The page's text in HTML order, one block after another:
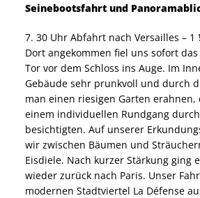
Seinebootsfahrt und
7. 30 Uhr Abfahrt nach Versailles –
Dort angekommen fiel uns sofort
Tor vor dem Schloss ins Auge. Im
Gebäude sehr prunkvoll und durch
man einen riesigen Garten erahnen,
einem individuellen Rundgang
besichtigten. Auf unserer
wir zwischen Bäumen und
Eisdiele. Nach kurzer Stärkung ging
wieder zurück nach Paris. Unser
modernen Stadtviertel La Défense